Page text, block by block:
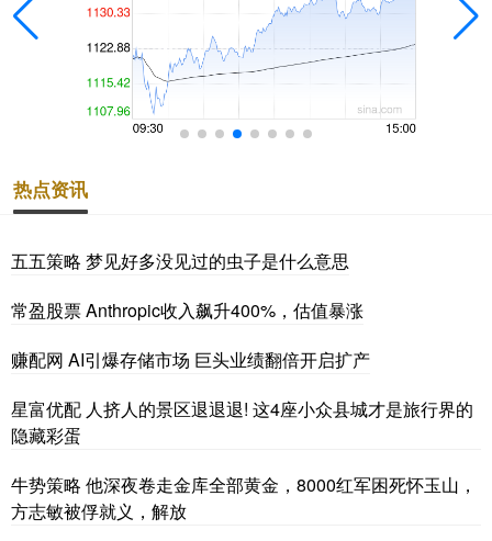
热点资讯
五五策略 梦见好多没见过的虫子是什么意思
常盈股票 Anthropic收入飙升400%，估值暴涨
赚配网 AI引爆存储市场 巨头业绩翻倍开启扩产
星富优配 人挤人的景区退退退! 这4座小众县城才是旅行界的
隐藏彩蛋
牛势策略 他深夜卷走金库全部黄金，8000红军困死怀玉山，
方志敏被俘就义，解放